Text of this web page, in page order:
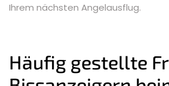
Ihrem nächsten Angelausflug.
Häufig gestellte